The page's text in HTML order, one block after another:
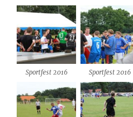
Sportfest 2016 Sportfest 2016